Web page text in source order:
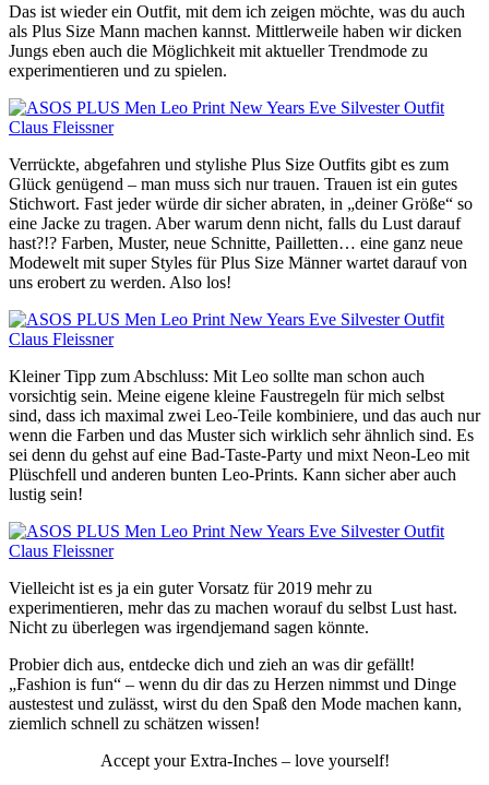
Das ist wieder ein Outfit, mit dem ich zeigen möchte, was du auch
als Plus Size Mann machen kannst. Mittlerweile haben wir dicken
Jungs eben auch die Möglichkeit mit aktueller Trendmode zu
experimentieren und zu spielen.
Verrückte, abgefahren und stylishe Plus Size Outfits gibt es zum
Glück genügend – man muss sich nur trauen. Trauen ist ein gutes
Stichwort. Fast jeder würde dir sicher abraten, in „deiner Größe“ so
eine Jacke zu tragen. Aber warum denn nicht, falls du Lust darauf
hast?!? Farben, Muster, neue Schnitte, Pailletten… eine ganz neue
Modewelt mit super Styles für Plus Size Männer wartet darauf von
uns erobert zu werden. Also los!
Kleiner Tipp zum Abschluss: Mit Leo sollte man schon auch
vorsichtig sein. Meine eigene kleine Faustregeln für mich selbst
sind, dass ich maximal zwei Leo-Teile kombiniere, und das auch nur
wenn die Farben und das Muster sich wirklich sehr ähnlich sind. Es
sei denn du gehst auf eine Bad-Taste-Party und mixt Neon-Leo mit
Plüschfell und anderen bunten Leo-Prints. Kann sicher aber auch
lustig sein!
Vielleicht ist es ja ein guter Vorsatz für 2019 mehr zu
experimentieren, mehr das zu machen worauf du selbst Lust hast.
Nicht zu überlegen was irgendjemand sagen könnte.
Probier dich aus, entdecke dich und zieh an was dir gefällt!
„Fashion is fun“ – wenn du dir das zu Herzen nimmst und Dinge
austestest und zulässt, wirst du den Spaß den Mode machen kann,
ziemlich schnell zu schätzen wissen!
Accept your Extra-Inches – love yourself!